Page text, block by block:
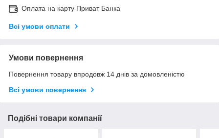
Оплата на карту Приват Банка
Всі умови оплати
Умови повернення
Повернення товару впродовж 14 днів за домовленістю
Всі умови повернення
Подібні товари компанії